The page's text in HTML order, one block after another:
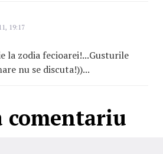
19:17
la zodia fecioarei!...Gusturile
nu se discuta!))...
comentariu